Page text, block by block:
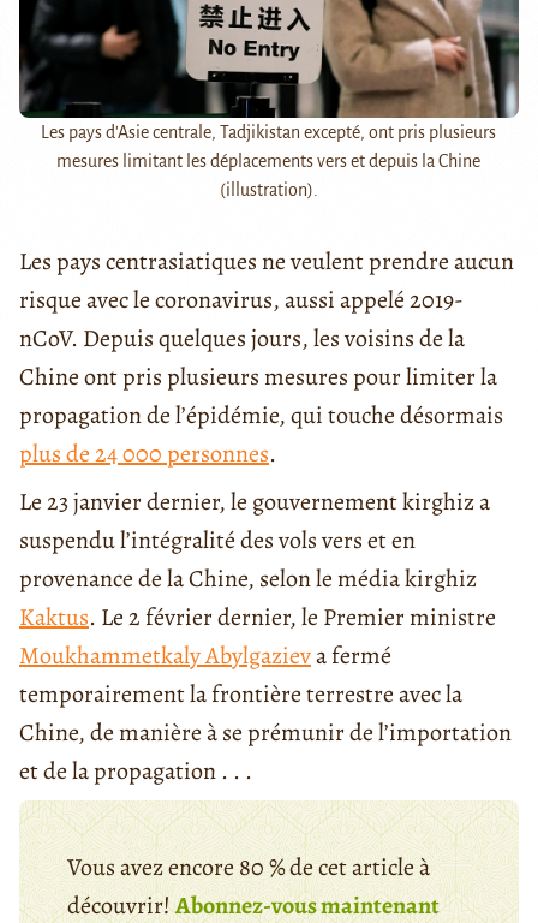
Les pays d'Asie centrale, Tadjikistan excepté, ont pris plusieurs
mesures limitant les déplacements vers et depuis la Chine
(illustration).
Les pays centrasiatiques ne veulent prendre aucun
risque avec le coronavirus, aussi appelé 2019-
nCoV. Depuis quelques jours, les voisins de la
Chine ont pris plusieurs mesures pour limiter la
propagation de l’épidémie, qui touche désormais
plus de 24 000 personnes.
Le 23 janvier dernier, le gouvernement kirghiz a
suspendu l’intégralité des vols vers et en
provenance de la Chine, selon le média kirghiz
Kaktus. Le 2 février dernier, le Premier ministre
Moukhammetkaly Abylgazieva fermé
temporairement la frontière terrestre avec la
Chine, de manière à se prémunir de l’importation
et de la propagation . . .
Vous avez encore 80 % de cet article à
découvrir!Abonnez-vous maintenant